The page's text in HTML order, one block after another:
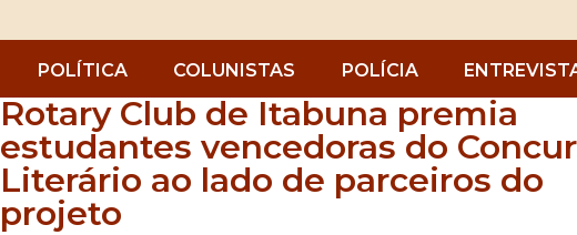
POLÍTICA COLUNISTAS POLÍCIA
Rotary Club de Itabuna premia
estudantes vencedoras do
Literário ao lado de parceiros do
projeto